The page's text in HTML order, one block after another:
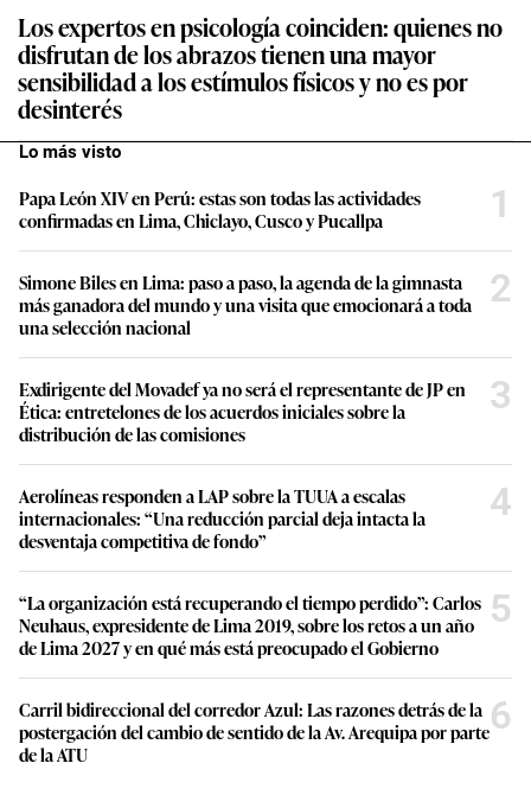
Los expertos en psicología coinciden: quienes no
disfrutan de los abrazos tienen una mayor
sensibilidad a los estímulos físicos y no es por
desinterés
Lo más visto
Papa León XIV en Perú: estas son todas las actividades
confirmadas en Lima, Chiclayo, Cusco y Pucallpa
1
Simone Biles en Lima: paso a paso, la agenda de la gimnasta
más ganadora del mundo y una visita que emocionará a toda
una selección nacional
2
Exdirigente del Movadef ya no será el representante de JP en
Ética: entretelones de los acuerdos iniciales sobre la
distribución de las comisiones
3
Aerolíneas responden a LAP sobre la TUUA a escalas
internacionales: “Una reducción parcial deja intacta la
desventaja competitiva de fondo”
4
“La organización está recuperando el tiempo perdido”: Carlos
Neuhaus, expresidente de Lima 2019, sobre los retos a un año
de Lima 2027 y en qué más está preocupado el Gobierno
5
Carril bidireccional del corredor Azul: Las razones detrás de la
postergación del cambio de sentido de la Av. Arequipa por parte
de la ATU
6